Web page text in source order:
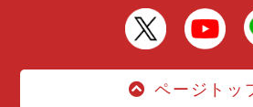
ページトッ